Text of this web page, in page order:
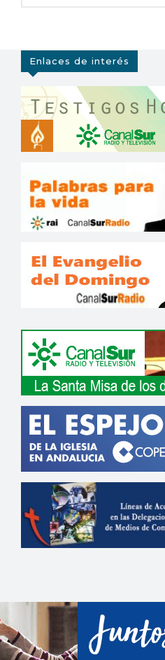
Enlaces de interés